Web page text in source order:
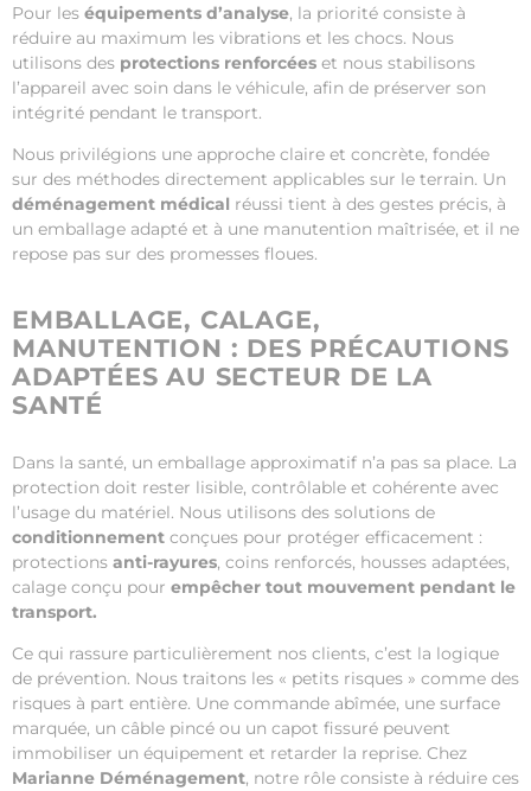
Pour les équipements d’analyse, la priorité consiste à
réduire au maximum les vibrations et les chocs. Nous
utilisons des protections renforcées et nous stabilisons
l’appareil avec soin dans le véhicule, afin de préserver son
intégrité pendant le transport.
Nous privilégions une approche claire et concrète, fondée
sur des méthodes directement applicables sur le terrain. Un
déménagement médical réussi tient à des gestes précis, à
un emballage adapté et à une manutention maîtrisée, et il ne
repose pas sur des promesses floues.
EMBALLAGE, CALAGE,
MANUTENTION : DES PRÉCAUTIONS
ADAPTÉES AU SECTEUR DE LA
SANTÉ
Dans la santé, un emballage approximatif n’a pas sa place. La
protection doit rester lisible, contrôlable et cohérente avec
l’usage du matériel. Nous utilisons des solutions de
conditionnement conçues pour protéger efficacement :
protections anti-rayures, coins renforcés, housses adaptées,
calage conçu pour empêcher tout mouvement pendant le
transport.
Ce qui rassure particulièrement nos clients, c’est la logique
de prévention. Nous traitons les « petits risques » comme des
risques à part entière. Une commande abîmée, une surface
marquée, un câble pincé ou un capot fissuré peuvent
immobiliser un équipement et retarder la reprise. Chez
Marianne Déménagement, notre rôle consiste à réduire ces